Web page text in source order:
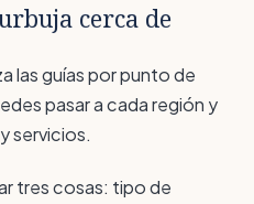
cerca de
las guías por punto de
pasar a cada región y
servicios.
tres cosas: tipo de